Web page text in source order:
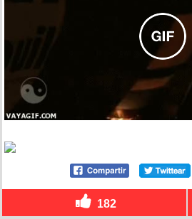
182